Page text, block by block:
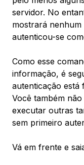
servidor. No
mostrará
autenticou-se
Como esse
informação, é
autenticação está
Você também
executar outras
sem primeiro
Vá em frente e